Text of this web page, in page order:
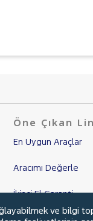
Öne Çıkan
En Uygun Araçlar
Aracımı Değerle
İkinci El Garanti
ve bilgi